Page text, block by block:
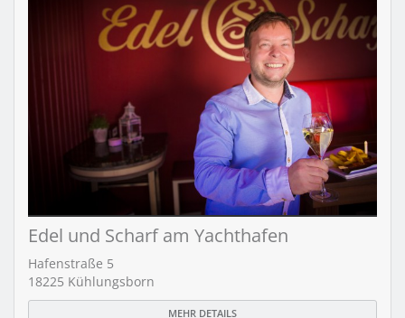
Edel und Scharf am Yachthafen
Hafenstraße 5
18225 Kühlungsborn
MEHR DETAILS